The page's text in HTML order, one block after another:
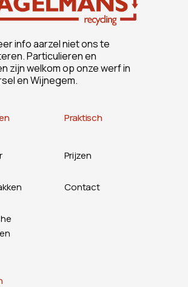
info aarzel niet ons te
Particulieren en
zijn welkom op onze werf in
en Wijnegem.
Praktisch
Prijzen
Contact